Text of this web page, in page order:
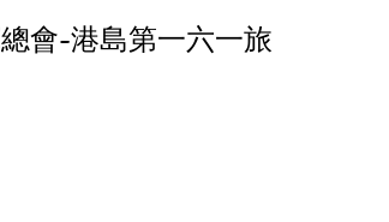
會-港島第一六一旅